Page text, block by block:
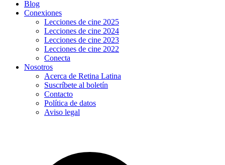
Blog
Conexiones
Lecciones de cine 2025
Lecciones de cine 2024
Lecciones de cine 2023
Lecciones de cine 2022
Conecta
Nosotros
Acerca de Retina Latina
Suscríbete al boletín
Contacto
Política de datos
Aviso legal